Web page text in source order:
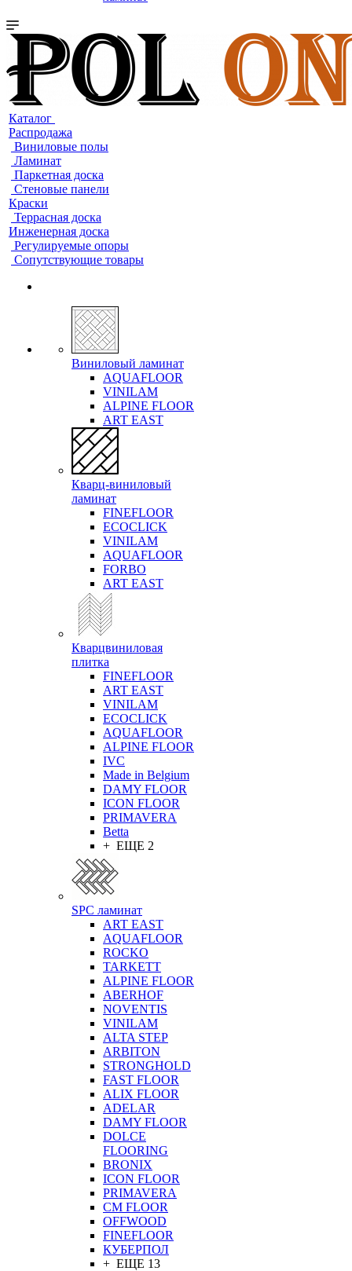
Каталог
Распродажа
Виниловые полы
Ламинат
Паркетная доска
Стеновые панели
Краски
Террасная доска
Инженерная доска
Регулируемые опоры
Сопутствующие товары
Виниловый ламинат
AQUAFLOOR
VINILAM
ALPINE FLOOR
ART EAST
Кварц-виниловый
ламинат
FINEFLOOR
ECOCLICK
VINILAM
AQUAFLOOR
FORBO
ART EAST
Кварцвиниловая
плитка
FINEFLOOR
ART EAST
VINILAM
ECOCLICK
AQUAFLOOR
ALPINE FLOOR
IVC
Made in Belgium
DAMY FLOOR
ICON FLOOR
PRIMAVERA
Betta
+ ЕЩЕ 2
SPC ламинат
ART EAST
AQUAFLOOR
ROCKO
TARKETT
ALPINE FLOOR
ABERHOF
NOVENTIS
VINILAM
ALTA STEP
ARBITON
STRONGHOLD
FAST FLOOR
ALIX FLOOR
ADELAR
DAMY FLOOR
DOLCE
FLOORING
BRONIX
ICON FLOOR
PRIMAVERA
CM FLOOR
OFFWOOD
FINEFLOOR
КУБЕРПОЛ
+ ЕЩЕ 13